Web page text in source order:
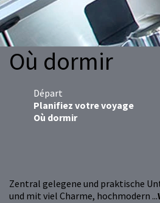
Où dormir
Départ
Planifiez votre voyage
Où dormir
Zentral gelegene und praktische
und mit viel Charme, hochmodern ...